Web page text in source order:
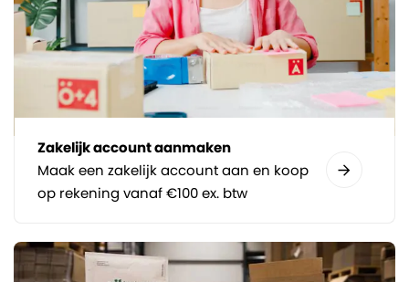
Zakelijk account aanmaken
Maak een zakelijk account aan en koop
op rekening vanaf €100 ex. btw